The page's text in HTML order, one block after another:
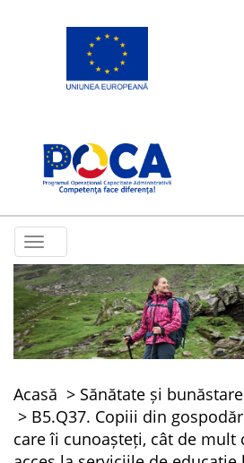
Toggle
navigation
Acasă Sănătate și bunăstare
B5.Q37. Copiii din
care îi cunoașteți, cât de mult